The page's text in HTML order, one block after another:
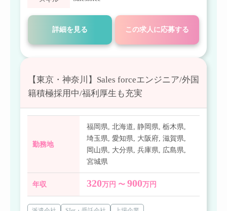
詳細を見る この求人に応募する
【東京・神奈川】Sales forceエンジニア/外国
籍積極採用中/福利厚生も充実
勤務地
福岡県,北海道,静岡県,栃木県,
埼玉県,愛知県, 大阪府,滋賀県,
岡山県, 大分県,兵庫県, 広島県,
宮城県
年収 320万円 〜900万円